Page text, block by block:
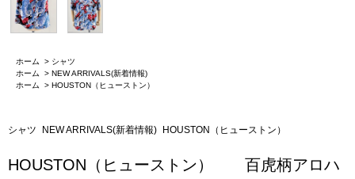
ホーム > シャツ
ホーム
> NEW ARRIVALS(新着情報)
ホーム
> HOUSTON（ヒューストン）
シャツ NEW ARRIVALS(新着情報) HOUSTON（ヒューストン）
HOUSTON（ヒューストン） 百虎柄アロハ